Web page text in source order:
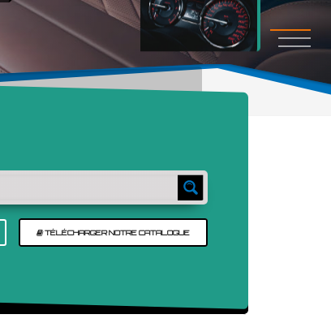
TÉLÉCHARGER NOTRE CATALOGUE